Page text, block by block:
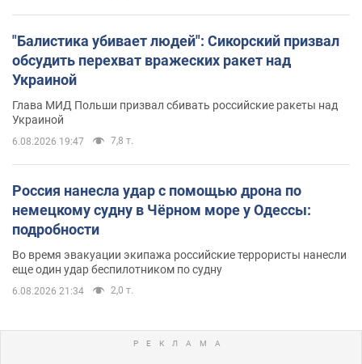
"Балистика убивает людей": Сикорский призвал
обсудить перехват вражеских ракет над
Украиной
Глава МИД Польши призвал сбивать российские ракеты над
Украиной
6.08.2026 19:47 7,8 т.
Россия нанесла удар с помощью дрона по
немецкому судну в Чёрном море у Одессы:
подробности
Во время эвакуации экипажа российские террористы нанесли
еще один удар беспилотником по судну
6.08.2026 21:34 2,0 т.